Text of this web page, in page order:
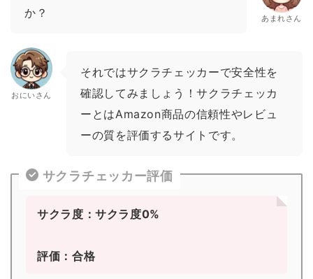
か？
あまれさん
おにいさん
それではサクラチェッカーで安全性を
確認してみましょう！サクラチェッカ
ーとはAmazon商品の信頼性やレビュ
ーの質を評価するサイトです。
サクラチェッカー評価
サクラ度：サクラ度0%
評価：合格